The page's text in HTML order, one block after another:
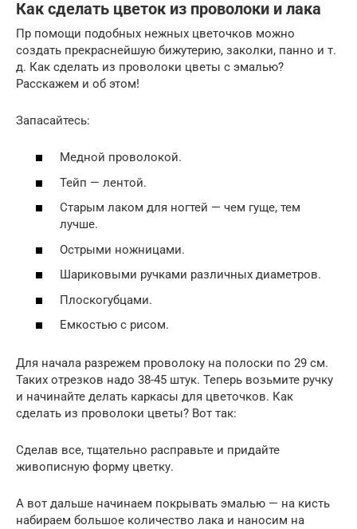
Как сделать цветок из проволоки и лака
Пр помощи подобных нежных цветочков можно
создать прекраснейшую бижутерию, заколки, панно и т.
д. Как сделать из проволоки цветы с эмалью?
Расскажем и об этом!
Запасайтесь:
Медной проволокой.
Тейп — лентой.
Старым лаком для ногтей — чем гуще, тем
лучше.
Острыми ножницами.
Шариковыми ручками различных диаметров.
Плоскогубцами.
Емкостью с рисом.
Для начала разрежем проволоку на полоски по 29 см.
Таких отрезков надо 38-45 штук. Теперь возьмите ручку
и начинайте делать каркасы для цветочков. Как
сделать из проволоки цветы? Вот так:
Сделав все, тщательно расправьте и придайте
живописную форму цветку.
А вот дальше начинаем покрывать эмалью — на кисть
набираем большое количество лака и наносим на